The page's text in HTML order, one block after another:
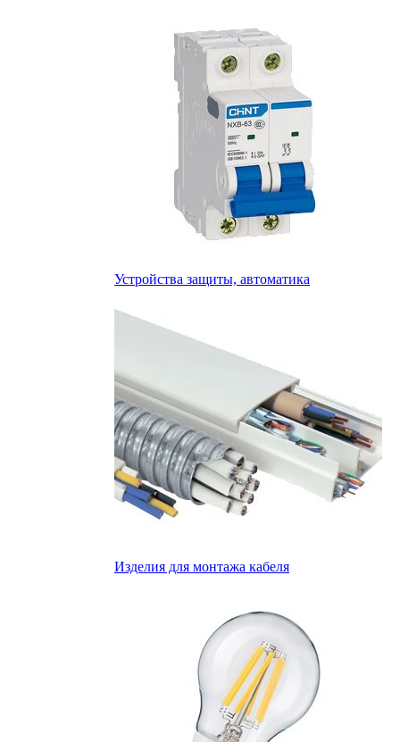
Устройства защиты, автоматика
Изделия для монтажа кабеля